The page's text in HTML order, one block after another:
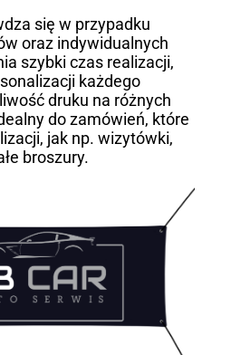
się w przypadku
oraz indywidualnych
szybki czas realizacji,
każdego
druku na różnych
do zamówień, które
jak np. wizytówki,
broszury.